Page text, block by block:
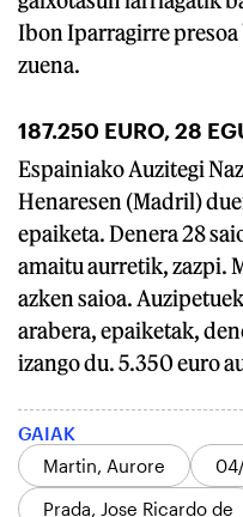
Ibon Iparragirre
zuena.
187.250 EURO, 28
Espainiako Auzitegi
Henaresen (Madril)
epaiketa. Denera 28
amaitu aurretik, zazpi.
azken saioa.
arabera, epaiketak,
izango du. 5.350 euro
GAIAK
Martin, Aurore
Prada, Jose Ricardo de